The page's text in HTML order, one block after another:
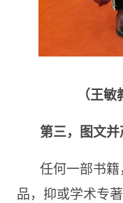
（王
第三，图文并
任何一部书
品，抑或学术专